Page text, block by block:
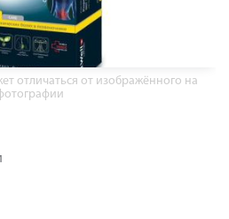
отличаться от изображённого на